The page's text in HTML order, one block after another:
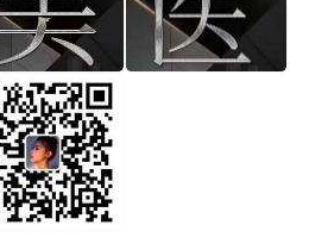
妍 卡卡美业
每次200金币
爆汗熊
皇斯普拉雅